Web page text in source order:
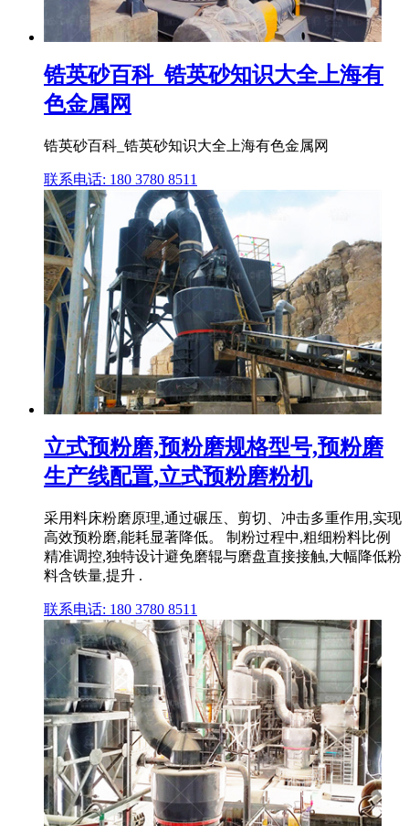
锆英砂百科_锆英砂知识大全上海有
色金属网
锆英砂百科_锆英砂知识大全上海有色金属网
联系电话: 180 3780 8511
立式预粉磨,预粉磨规格型号,预粉磨
生产线配置,立式预粉磨粉机
采用料床粉磨原理,通过碾压、剪切、冲击多重作用,实现
高效预粉磨,能耗显著降低。 制粉过程中,粗细粉料比例
精准调控,独特设计避免磨辊与磨盘直接接触,大幅降低粉
料含铁量,提升 .
联系电话: 180 3780 8511